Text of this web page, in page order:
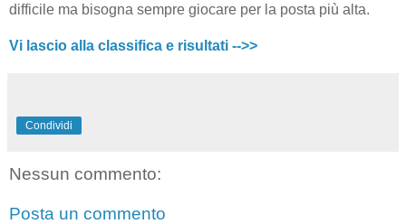
difficile ma bisogna sempre giocare per la posta più alta.
Vi lascio alla classifica e risultati -->>
Condividi
Nessun commento:
Posta un commento